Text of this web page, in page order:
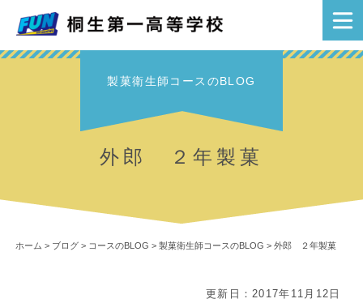
製菓衛生師コースのBLOG
外郎 ２年製菓
ホーム > ブログ> コースのBLOG > 製菓衛生師コースのBLOG > 外郎 ２年製菓
更新日：2017年11月12日